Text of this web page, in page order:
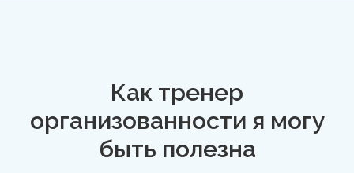
Как тренер
организованности я могу
быть полезна